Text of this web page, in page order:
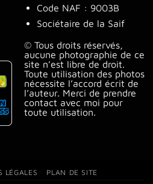
Code NAF : 9003B
Sociétaire de la Saif
© Tous droits réservés,
aucune photographie de ce
site n’est libre de droit.
Toute utilisation des photos
nécessite l’accord écrit de
l’auteur. Merci de prendre
contact avec moi pour
toute utilisation.
LÉGALES PLAN DE SITE